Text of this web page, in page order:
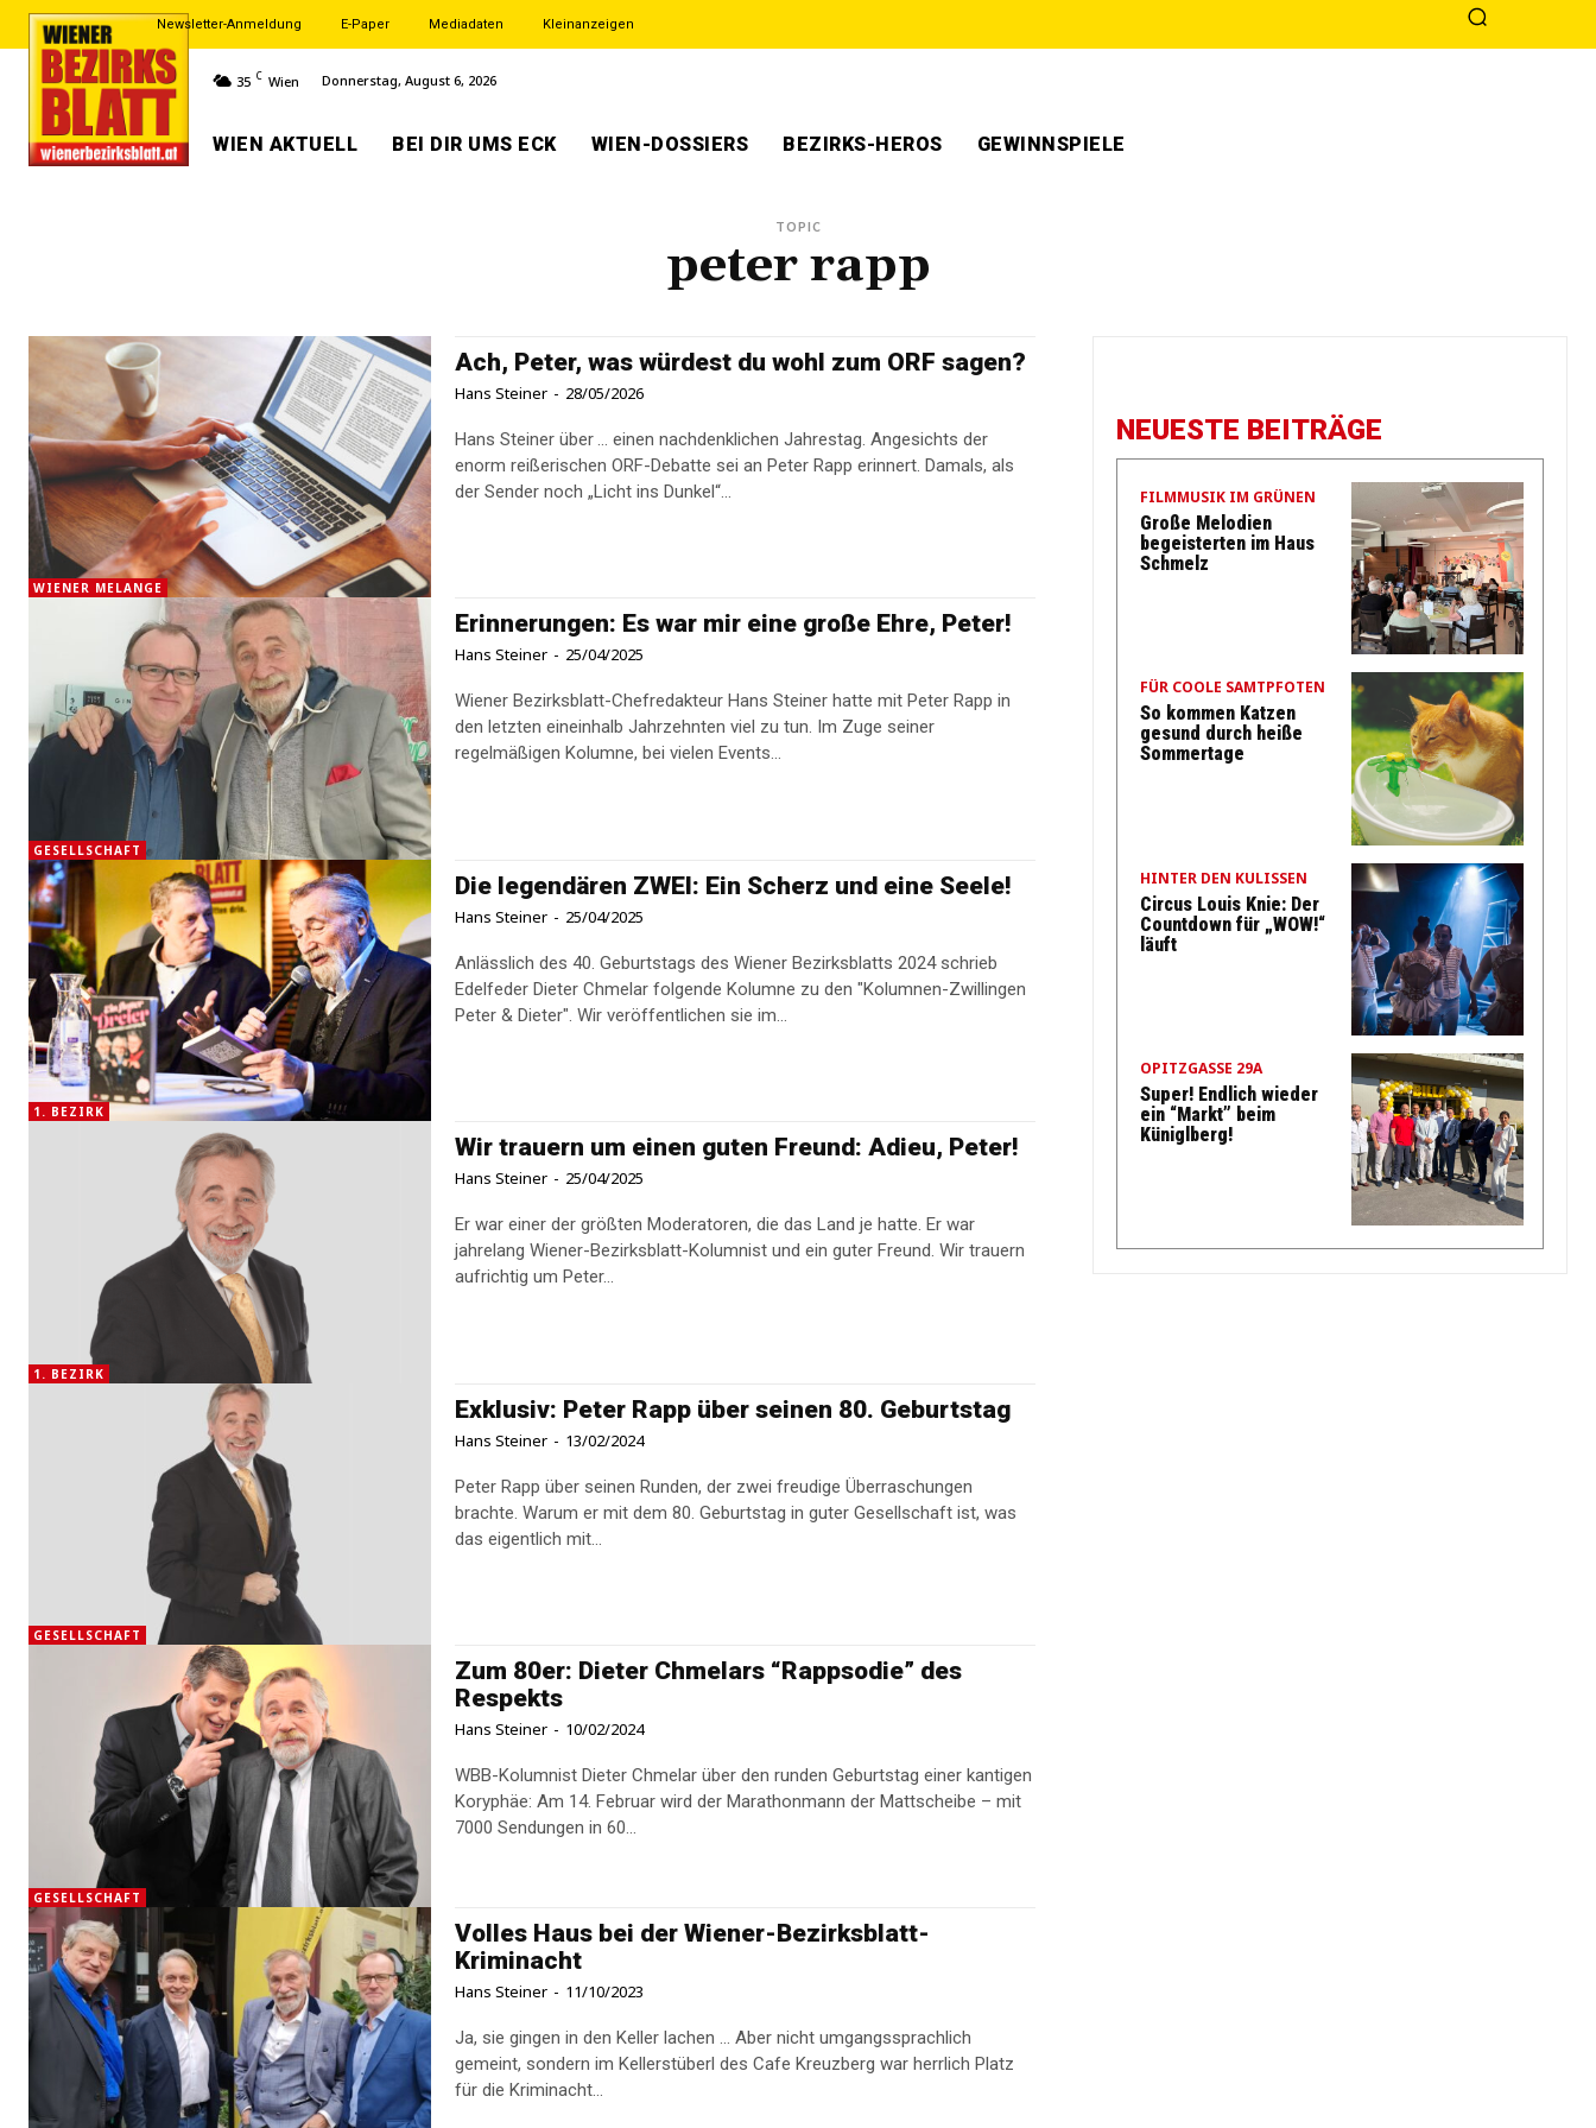
Newsletter-Anmeldung E-Paper Mediadaten Kleinanzeigen
35 C Wien Donnerstag, August 6, 2026
WIEN AKTUELL BEI DIR UMS ECK WIEN-DOSSIERS BEZIRKS-HEROS GEWINNSPIELE
TOPIC
peter rapp
WIENER MELANGE
Ach, Peter, was würdest du wohl zum ORF sagen?
Hans Steiner - 28/05/2026
Hans Steiner über … einen nachdenklichen Jahrestag. Angesichts der
enorm reißerischen ORF-Debatte sei an Peter Rapp erinnert. Damals, als
der Sender noch „Licht ins Dunkel“...
GESELLSCHAFT
Erinnerungen: Es war mir eine große Ehre, Peter!
Hans Steiner - 25/04/2025
Wiener Bezirksblatt-Chefredakteur Hans Steiner hatte mit Peter Rapp in
den letzten eineinhalb Jahrzehnten viel zu tun. Im Zuge seiner
regelmäßigen Kolumne, bei vielen Events...
1. BEZIRK
Die legendären ZWEI: Ein Scherz und eine Seele!
Hans Steiner - 25/04/2025
Anlässlich des 40. Geburtstags des Wiener Bezirksblatts 2024 schrieb
Edelfeder Dieter Chmelar folgende Kolumne zu den "Kolumnen-Zwillingen
Peter & Dieter". Wir veröffentlichen sie im...
1. BEZIRK
Wir trauern um einen guten Freund: Adieu, Peter!
Hans Steiner - 25/04/2025
Er war einer der größten Moderatoren, die das Land je hatte. Er war
jahrelang Wiener-Bezirksblatt-Kolumnist und ein guter Freund. Wir trauern
aufrichtig um Peter...
GESELLSCHAFT
Exklusiv: Peter Rapp über seinen 80. Geburtstag
Hans Steiner - 13/02/2024
Peter Rapp über seinen Runden, der zwei freudige Überraschungen
brachte. Warum er mit dem 80. Geburtstag in guter Gesellschaft ist, was
das eigentlich mit...
GESELLSCHAFT
Zum 80er: Dieter Chmelars “Rappsodie” des
Respekts
Hans Steiner - 10/02/2024
WBB-Kolumnist Dieter Chmelar über den runden Geburtstag einer kantigen
Koryphäe: Am 14. Februar wird der Marathonmann der Mattscheibe – mit
7000 Sendungen in 60...
Volles Haus bei der Wiener-Bezirksblatt-
Kriminacht
Hans Steiner - 11/10/2023
Ja, sie gingen in den Keller lachen ... Aber nicht umgangssprachlich
gemeint, sondern im Kellerstüberl des Cafe Kreuzberg war herrlich Platz
für die Kriminacht...
NEUESTE BEITRÄGE
FILMMUSIK IM GRÜNEN
Große Melodien
begeisterten im Haus
Schmelz
FÜR COOLE SAMTPFOTEN
So kommen Katzen
gesund durch heiße
Sommertage
HINTER DEN KULISSEN
Circus Louis Knie: Der
Countdown für „WOW!“
läuft
OPITZGASSE 29A
Super! Endlich wieder
ein “Markt” beim
Küniglberg!